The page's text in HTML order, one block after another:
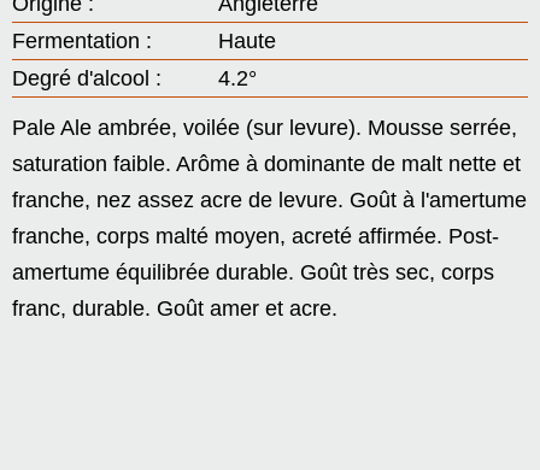
Fermentation :
Haute
Degré d'alcool :
4.2°
Pale Ale ambrée, voilée (sur levure). Mousse serrée,
saturation faible. Arôme à dominante de malt nette et
franche, nez assez acre de levure. Goût à l'amertume
franche, corps malté moyen, acreté affirmée. Post-
amertume équilibrée durable. Goût très sec, corps
franc, durable. Goût amer et acre.